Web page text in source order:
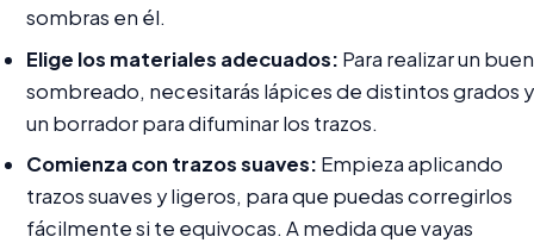
sombras en él.
Elige los materiales adecuados: Para realizar un buen
sombreado, necesitarás lápices de distintos grados y
un borrador para difuminar los trazos.
Comienza con trazos suaves: Empieza aplicando
trazos suaves y ligeros, para que puedas corregirlos
fácilmente si te equivocas. A medida que vayas